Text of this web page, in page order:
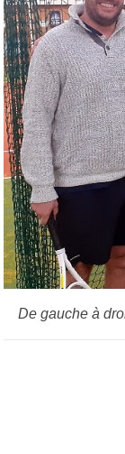
De gauche à